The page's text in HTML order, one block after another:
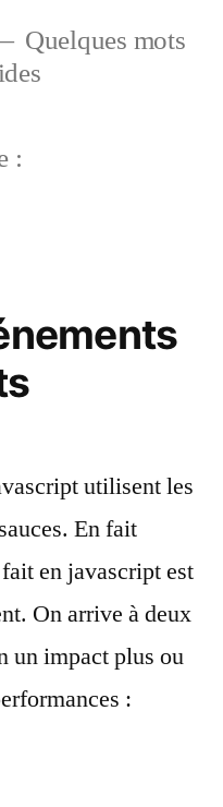
Quelques mots
:
utilisent les
En fait
en javascript est
On arrive à deux
un impact plus ou
: